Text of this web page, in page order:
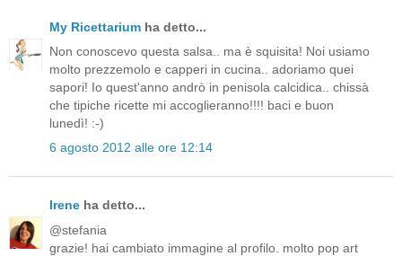
My Ricettarium ha detto...
Non conoscevo questa salsa.. ma è squisita! Noi usiamo
molto prezzemolo e capperi in cucina.. adoriamo quei
sapori! Io quest'anno andrò in penisola calcidica.. chissà
che tipiche ricette mi accoglieranno!!!! baci e buon
lunedì! :-)
6 agosto 2012 alle ore 12:14
Irene ha detto...
@stefania
grazie! hai cambiato immagine al profilo. molto pop art